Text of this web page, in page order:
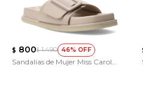
$ 800$ 1.490 46
Sandalias de Mujer Miss Carol